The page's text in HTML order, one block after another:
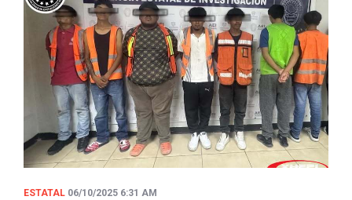
ESTATAL 06/10/2025 6:31 AM